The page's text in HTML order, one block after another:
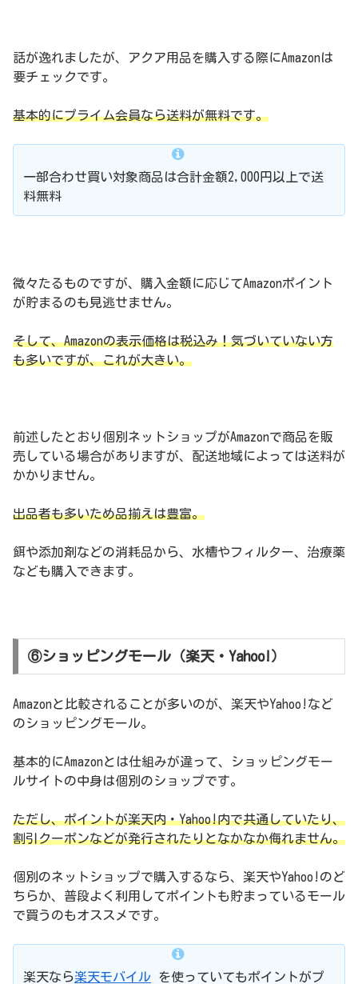
話が逸れましたが、アクア用品を購入する際にAmazonは
要チェックです。
基本的にプライム会員なら送料が無料です。
一部合わせ買い対象商品は合計金額2,000円以上で送
料無料
微々たるものですが、購入金額に応じてAmazonポイント
が貯まるのも見逃せません。
そして、Amazonの表示価格は税込み！気づいていない方
も多いですが、これが大きい。
前述したとおり個別ネットショップがAmazonで商品を販
売している場合がありますが、配送地域によっては送料が
かかりません。
出品者も多いため品揃えは豊富。
餌や添加剤などの消耗品から、水槽やフィルター、治療薬
なども購入できます。
⑥ショッピングモール（楽天・Yahoo!）
Amazonと比較されることが多いのが、楽天やYahoo!など
のショッピングモール。
基本的にAmazonとは仕組みが違って、ショッピングモー
ルサイトの中身は個別のショップです。
ただし、ポイントが楽天内・Yahoo!内で共通していたり、
割引クーポンなどが発行されたりとなかなか侮れません。
個別のネットショップで購入するなら、楽天やYahoo!のど
ちらか、普段よく利用してポイントも貯まっているモール
で買うのもオススメです。
楽天なら楽天モバイル
を使っていてもポイントがプ